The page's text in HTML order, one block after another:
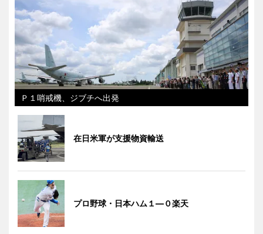
Ｐ１哨戒機、ジブチへ出発
在日米軍が支援物資輸送
プロ野球・日本ハム１―０楽天